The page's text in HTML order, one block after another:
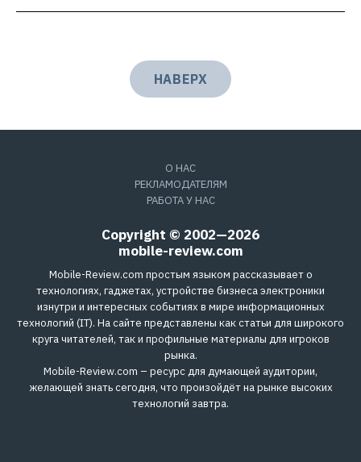
НАВЕРХ
О НАС
РЕКЛАМОДАТЕЛЯМ
РАБОТА У НАС
Copyright © 2002—2026
mobile-review.com
Mobile-Review.com простым языком рассказывает о
технологиях, гаджетах, устройстве бизнеса электроники
изнутри и интересных событиях в мире информационных
технологий (IT). На сайте представлены как статьи для широкого
круга читателей, так и профильные материалы для игроков
рынка.
Mobile-Review.com – ресурс для думающей аудитории,
желающей знать сегодня, что произойдёт на рынке высоких
технологий завтра.